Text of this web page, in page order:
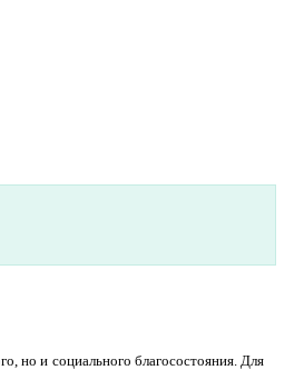
но и социального благосостояния. Для